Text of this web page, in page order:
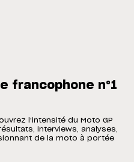
francophone n°1
l'intensité du Moto GP
interviews, analyses,
de la moto à portée